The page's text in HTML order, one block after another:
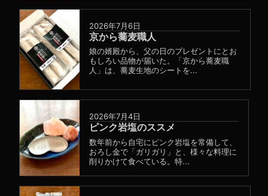
2026年7月6日
京から蕎麦職人
娘の婿殿から、父の日のプレゼントにとお
もしろい品物が届いた。「京から蕎麦職
人」は、蕎麦生地のシートを...
2026年7月4日
ピンク岩塩のススメ
数年前から自宅にピンク岩塩を常備して、
おろし金で「ガリガリ」と、様々な料理に
削りかけて食べている。特...